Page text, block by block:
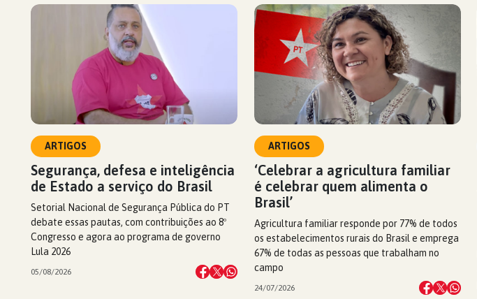
ARTIGOS
Segurança, defesa e inteligência
de Estado a serviço do Brasil
Setorial Nacional de Segurança Pública do PT
debate essas pautas, com contribuições ao 8º
Congresso e agora ao programa de governo
Lula 2026
05/08/2026
ARTIGOS
‘Celebrar a agricultura familiar
é celebrar quem alimenta o
Brasil’
Agricultura familiar responde por 77% de todos
os estabelecimentos rurais do Brasil e emprega
67% de todas as pessoas que trabalham no
campo
24/07/2026